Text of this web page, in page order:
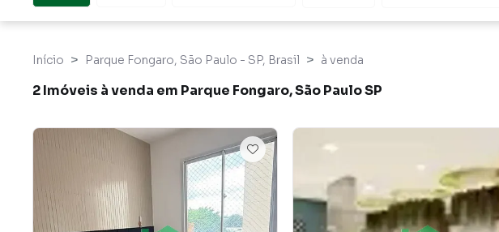
Início Parque Fongaro, São Paulo - SP, Brasil à venda
2 Imóveis à venda em Parque Fongaro, São Paulo SP